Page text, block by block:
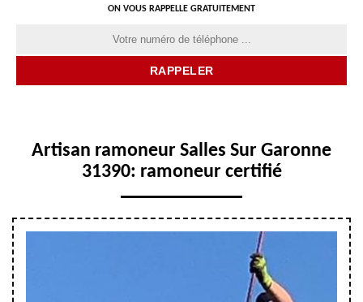
ON VOUS RAPPELLE GRATUITEMENT
Artisan ramoneur Salles Sur Garonne
31390: ramoneur certifié